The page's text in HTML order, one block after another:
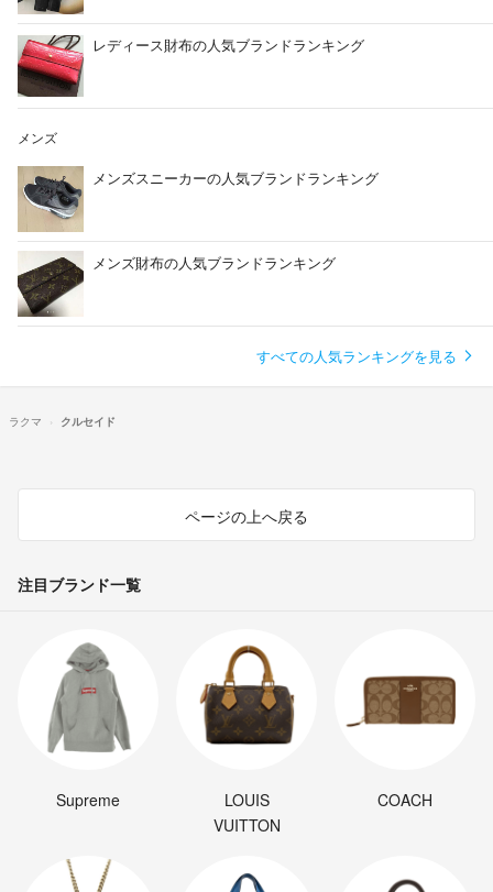
レディース財布の人気ブランドランキング
メンズ
メンズスニーカーの人気ブランドランキング
メンズ財布の人気ブランドランキング
すべての人気ランキングを見る
ラクマ クルセイド
ページの上へ戻る
注目ブランド一覧
Supreme
LOUIS
VUITTON
COACH